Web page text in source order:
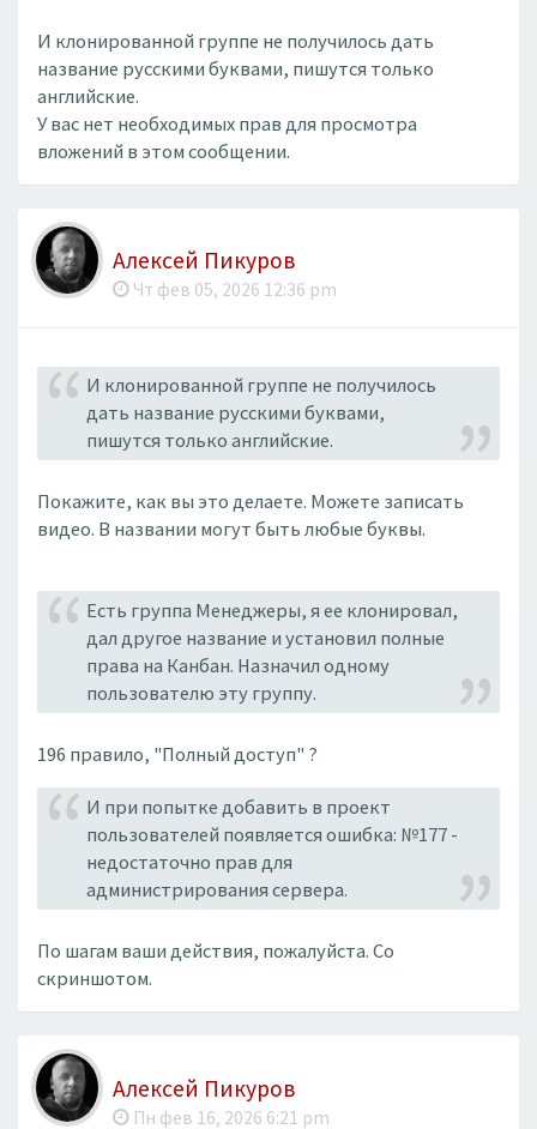
И клонированной группе не получилось дать
название русскими буквами, пишутся только
английские.
У вас нет необходимых прав для просмотра
вложений в этом сообщении.
Алексей Пикуров
Чт фев 05, 2026 12:36 pm
И клонированной группе не получилось
дать название русскими буквами,
пишутся только английские.
Покажите, как вы это делаете. Можете записать
видео. В названии могут быть любые буквы.
Есть группа Менеджеры, я ее клонировал,
дал другое название и установил полные
права на Канбан. Назначил одному
пользователю эту группу.
196 правило, "Полный доступ" ?
И при попытке добавить в проект
пользователей появляется ошибка: №177 -
недостаточно прав для
администрирования сервера.
По шагам ваши действия, пожалуйста. Со
скриншотом.
Алексей Пикуров
Пн фев 16, 2026 6:21 pm